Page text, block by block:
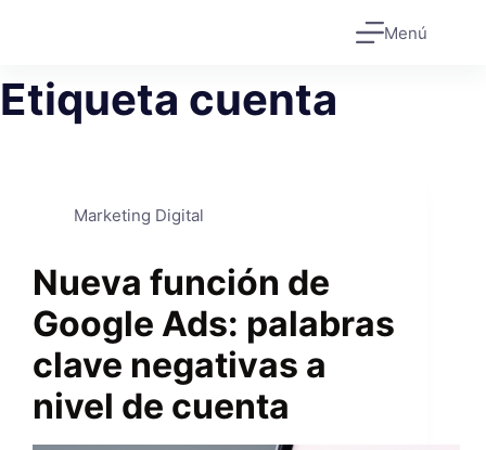
Menú
Etiqueta cuenta
Marketing Digital
Nueva función de
Google Ads: palabras
clave negativas a
nivel de cuenta